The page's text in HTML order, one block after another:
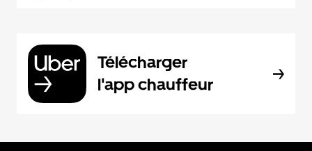
Télécharger
l'app chauffeur